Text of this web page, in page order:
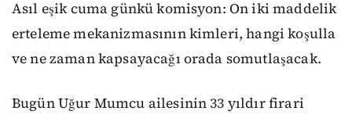
Asıl eşik cuma günkü komisyon: On iki maddelik
erteleme mekanizmasının kimleri, hangi koşulla
ve ne zaman kapsayacağı orada somutlaşacak.
Bugün Uğur Mumcu ailesinin 33 yıldır firari